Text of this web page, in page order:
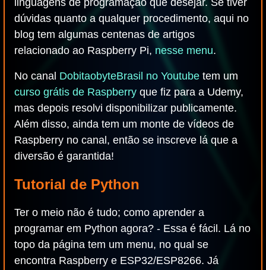
linguagens de programação que desejar. Se tiver
dúvidas quanto a qualquer procedimento, aqui no
blog tem algumas centenas de artigos
relacionado ao Raspberry Pi, nesse menu.
No canal DobitaobyteBrasil no Youtube tem um
curso grátis de Raspberry que fiz para a Udemy,
mas depois resolvi disponibilizar publicamente.
Além disso, ainda tem um monte de vídeos de
Raspberry no canal, então se inscreve lá que a
diversão é garantida!
Tutorial de Python
Ter o meio não é tudo; como aprender a
programar em Python agora? - Essa é fácil. Lá no
topo da página tem um menu, no qual se
encontra Raspberry e ESP32/ESP8266. Já